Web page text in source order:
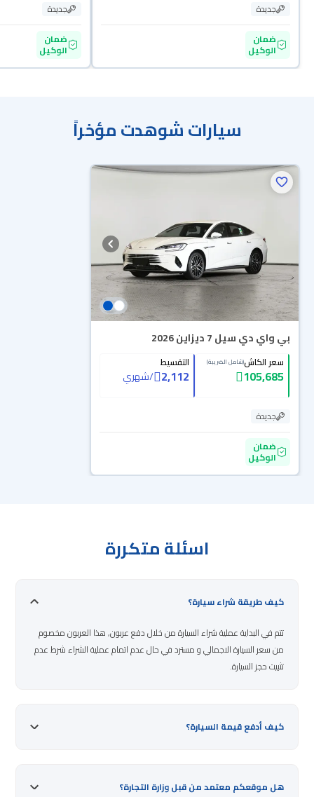
جديدة
ضمان
الوكيل
جديدة
ضمان
الوكيل
سيارات شوهدت مؤخراً
بي واي دي سيل 7 ديزاين 2026
سعر الكاش(شامل الضريبة)
105,685
التقسيط
2,112
/شهري
جديدة
ضمان
الوكيل
اسئلة متكررة
كيف طريقة شراء سيارة؟
تتم في البداية عملية شراء السيارة من خلال دفع عربون, هذا العربون مخصوم
من سعر السيارة الاجمالي و مسترد في حال عدم اتمام عملية الشراء شرط عدم
تثبيت حجز السيارة.
كيف أدفع قيمة السيارة؟
هل موقعكم معتمد من قبل وزارة التجارة؟